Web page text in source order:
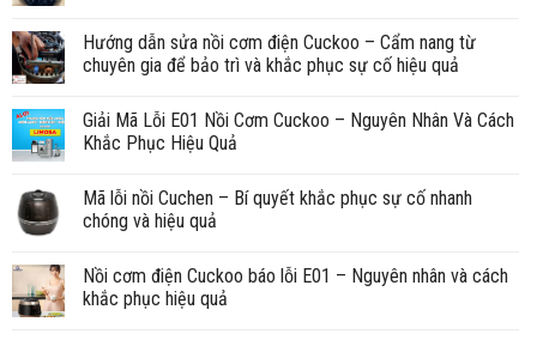
Hướng dẫn sửa nồi cơm điện Cuckoo – Cẩm nang từ
chuyên gia để bảo trì và khắc phục sự cố hiệu quả
Giải Mã Lỗi E01 Nồi Cơm Cuckoo – Nguyên Nhân Và Cách
Khắc Phục Hiệu Quả
Mã lỗi nồi Cuchen – Bí quyết khắc phục sự cố nhanh
chóng và hiệu quả
Nồi cơm điện Cuckoo báo lỗi E01 – Nguyên nhân và cách
khắc phục hiệu quả